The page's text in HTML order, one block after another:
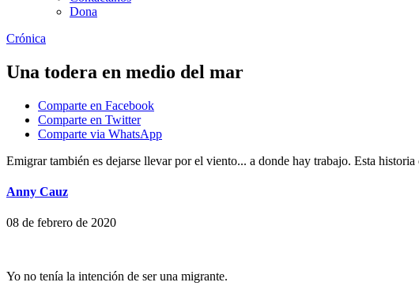
Dona
Crónica
Una todera en medio del mar
Comparte en Facebook
Comparte en Twitter
Comparte via WhatsApp
Emigrar también es dejarse llevar por el viento... a donde hay trabajo. Esta
Anny Cauz
08 de febrero de 2020
Yo no tenía la intención de ser una migrante.